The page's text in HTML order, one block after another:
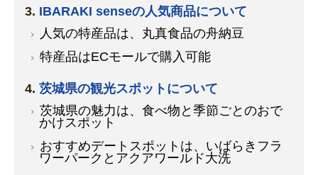
IBARAKI senseの人気商品について
人気の特産品は、丸真食品の舟納豆
特産品はECモールで購入可能
茨城県の観光スポットについて
茨城県の魅力は、食べ物と季節ごとのおで
かけスポット
おすすめデートスポットは、いばらきフラ
ワーパークとアクアワールド大洗